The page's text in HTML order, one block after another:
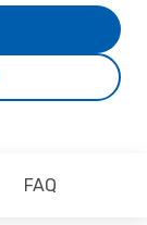
FAQ